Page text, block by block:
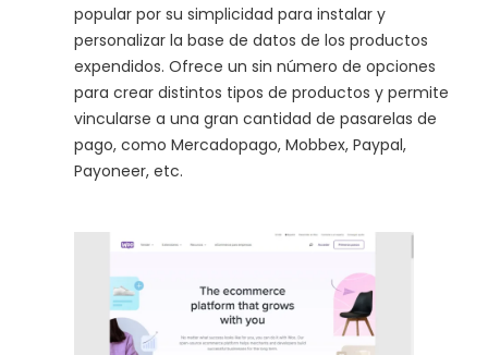
popular por su simplicidad para instalar y
personalizar la base de datos de los productos
expendidos. Ofrece un sin número de opciones
para crear distintos tipos de productos y permite
vincularse a una gran cantidad de pasarelas de
pago, como Mercadopago, Mobbex, Paypal,
Payoneer, etc.